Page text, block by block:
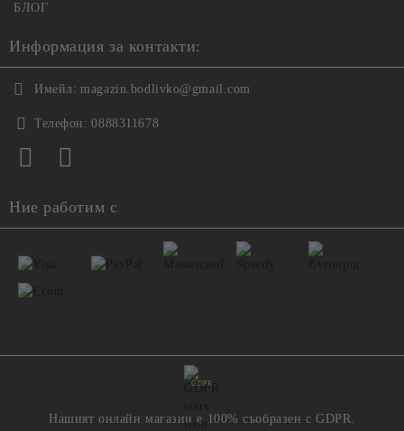
БЛОГ
Информация за контакти:
Имейл: magazin.bodlivko@gmail.com
Телефон: 0888311678
Ние работим с
GDPR
Нашият онлайн магазин е 100% съобразен с GDPR.